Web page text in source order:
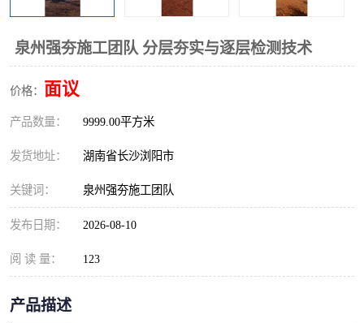
泉州强夯施工团队 分层夯实与逐层检测技术
价格： 面议
产品数量： 9999.00平方米
发货地址： 湖南省长沙浏阳市
关键词： 泉州强夯施工团队
发布日期： 2026-08-10
阅 读 量： 123
产品描述